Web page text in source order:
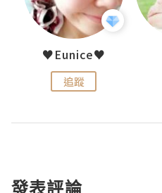
♥Eunice♥
追蹤
發表評論